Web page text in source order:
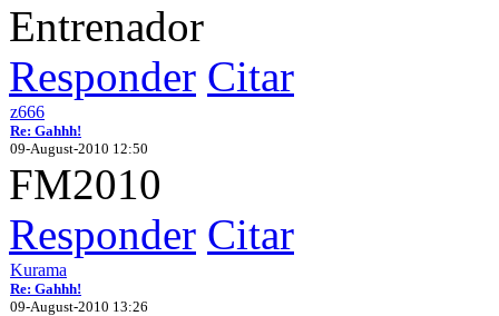
Entrenador
Responder Citar
z666
Re: Gahhh!
09-August-2010 12:50
FM2010
Responder Citar
Kurama
Re: Gahhh!
09-August-2010 13:26